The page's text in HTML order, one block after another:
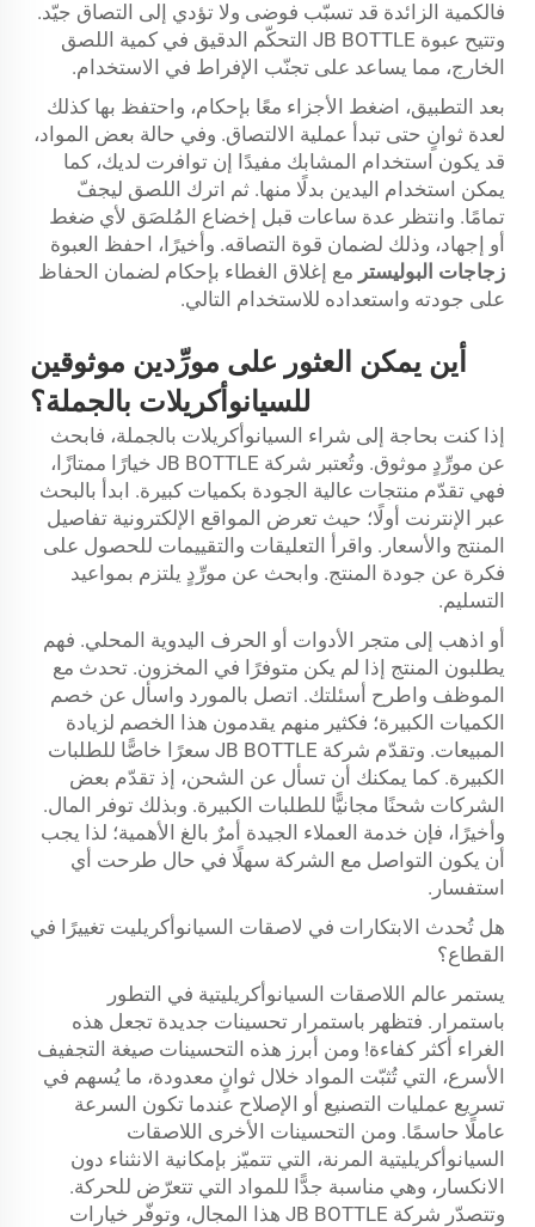
فالكمية الزائدة قد تسبّب فوضى ولا تؤدي إلى التصاق جيّد.
وتتيح عبوة JB BOTTLE التحكّم الدقيق في كمية اللصق
الخارج، مما يساعد على تجنّب الإفراط في الاستخدام.
بعد التطبيق، اضغط الأجزاء معًا بإحكام، واحتفظ بها كذلك
لعدة ثوانٍ حتى تبدأ عملية الالتصاق. وفي حالة بعض المواد،
قد يكون استخدام المشابك مفيدًا إن توافرت لديك، كما
يمكن استخدام اليدين بدلًا منها. ثم اترك اللصق ليجفّ
تمامًا. وانتظر عدة ساعات قبل إخضاع المُلصَق لأي ضغط
أو إجهاد، وذلك لضمان قوة التصاقه. وأخيرًا، احفظ العبوة
زجاجات البوليستر مع إغلاق الغطاء بإحكام لضمان الحفاظ
على جودته واستعداده للاستخدام التالي.
أين يمكن العثور على مورِّدين موثوقين
للسيانوأكريلات بالجملة؟
إذا كنت بحاجة إلى شراء السيانوأكريلات بالجملة، فابحث
عن مورِّدٍ موثوق. وتُعتبر شركة JB BOTTLE خيارًا ممتازًا،
فهي تقدّم منتجات عالية الجودة بكميات كبيرة. ابدأ بالبحث
عبر الإنترنت أولًا؛ حيث تعرض المواقع الإلكترونية تفاصيل
المنتج والأسعار. واقرأ التعليقات والتقييمات للحصول على
فكرة عن جودة المنتج. وابحث عن مورِّدٍ يلتزم بمواعيد
التسليم.
أو اذهب إلى متجر الأدوات أو الحرف اليدوية المحلي. فهم
يطلبون المنتج إذا لم يكن متوفرًا في المخزون. تحدث مع
الموظف واطرح أسئلتك. اتصل بالمورد واسأل عن خصم
الكميات الكبيرة؛ فكثير منهم يقدمون هذا الخصم لزيادة
المبيعات. وتقدّم شركة JB BOTTLE سعرًا خاصًّا للطلبات
الكبيرة. كما يمكنك أن تسأل عن الشحن، إذ تقدّم بعض
الشركات شحنًا مجانيًّا للطلبات الكبيرة. وبذلك توفر المال.
وأخيرًا، فإن خدمة العملاء الجيدة أمرٌ بالغ الأهمية؛ لذا يجب
أن يكون التواصل مع الشركة سهلًا في حال طرحت أي
استفسار.
هل تُحدث الابتكارات في لاصقات السيانوأكريليت تغييرًا في
القطاع؟
يستمر عالم اللاصقات السيانوأكريليتية في التطور
باستمرار. فتظهر باستمرار تحسينات جديدة تجعل هذه
الغراء أكثر كفاءة! ومن أبرز هذه التحسينات صيغة التجفيف
الأسرع، التي تُثبّت المواد خلال ثوانٍ معدودة، ما يُسهم في
تسريع عمليات التصنيع أو الإصلاح عندما تكون السرعة
عاملًا حاسمًا. ومن التحسينات الأخرى اللاصقات
السيانوأكريليتية المرنة، التي تتميّز بإمكانية الانثناء دون
الانكسار، وهي مناسبة جدًّا للمواد التي تتعرّض للحركة.
وتتصدّر شركة JB BOTTLE هذا المجال، وتوفّر خيارات